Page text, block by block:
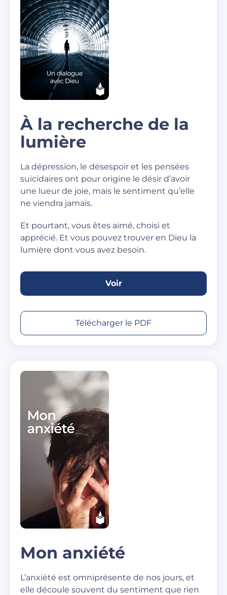
À la recherche de la
lumière
La dépression, le désespoir et les pensées
suicidaires ont pour origine le désir d’avoir
une lueur de joie, mais le sentiment qu’elle
ne viendra jamais.
Et pourtant, vous êtes aimé, choisi et
apprécié. Et vous pouvez trouver en Dieu la
lumière dont vous avez besoin.
Voir
Télécharger le PDF
Mon anxiété
L’anxiété est omniprésente de nos jours, et
elle découle souvent du sentiment que rien